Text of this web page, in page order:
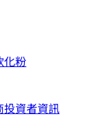
化粉
投資者資訊